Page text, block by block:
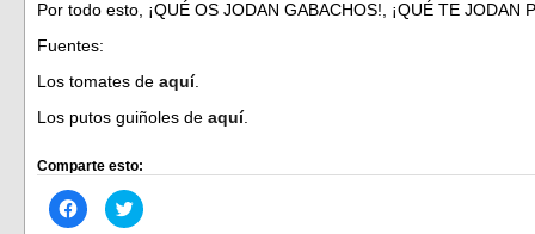
Por todo esto, ¡QUÉ OS JODAN GABACHOS!, ¡QUÉ TE JODAN
Fuentes:
Los tomates de aquí.
Los putos guiñoles de aquí.
Comparte esto:
Haz
clic
Haz
clic